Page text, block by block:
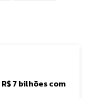
7 bilhões com